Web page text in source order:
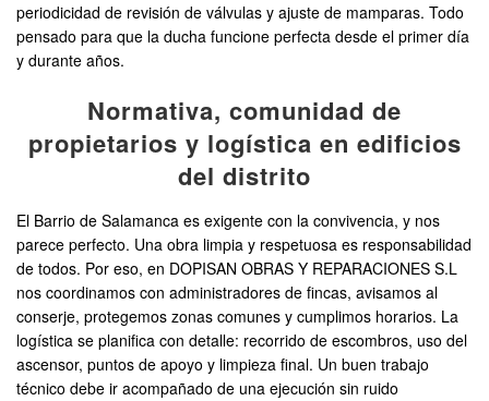
periodicidad de revisión de válvulas y ajuste de mamparas. Todo
pensado para que la ducha funcione perfecta desde el primer día
y durante años.
Normativa, comunidad de
propietarios y logística en edificios
del distrito
El Barrio de Salamanca es exigente con la convivencia, y nos
parece perfecto. Una obra limpia y respetuosa es responsabilidad
de todos. Por eso, en DOPISAN OBRAS Y REPARACIONES S.L
nos coordinamos con administradores de fincas, avisamos al
conserje, protegemos zonas comunes y cumplimos horarios. La
logística se planifica con detalle: recorrido de escombros, uso del
ascensor, puntos de apoyo y limpieza final. Un buen trabajo
técnico debe ir acompañado de una ejecución sin ruido